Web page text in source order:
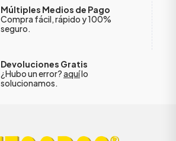
Múltiples Medios de Pago
Compra fácil, rápido y 100%
seguro.
Devoluciones Gratis
¿Hubo un error?aquílo
solucionamos.